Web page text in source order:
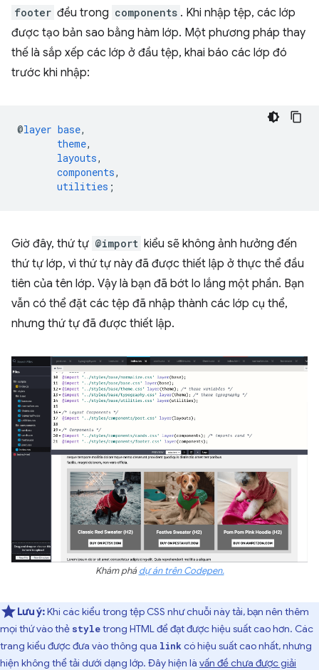
footer đều trong components . Khi nhập tệp, các lớp
được tạo bản sao bằng hàm lớp. Một phương pháp thay
thế là sắp xếp các lớp ở đầu tệp, khai báo các lớp đó
trước khi nhập:
@layer base,
theme,
layouts,
components,
utilities ;
Giờ đây, thứ tự @import kiểu sẽ không ảnh hưởng đến
thứ tự lớp, vì thứ tự này đã được thiết lập ở thực thể đầu
tiên của tên lớp. Vậy là bạn đã bớt lo lắng một phần. Bạn
vẫn có thể đặt các tệp đã nhập thành các lớp cụ thể,
nhưng thứ tự đã được thiết lập.
Khám phádự án trên Codepen.
Lưu ý:Khi các kiểu trong tệp CSS như chuỗi này tải, bạn nên thêm
mọi thứ vào thẻ styletrong HTML để đạt được hiệu suất cao hơn. Các
trang kiểu được đưa vào thông qua link có hiệu suất cao nhất, nhưng
hiện không thể tải dưới dạng lớp. Đây hiện là vấn đề chưa được giải